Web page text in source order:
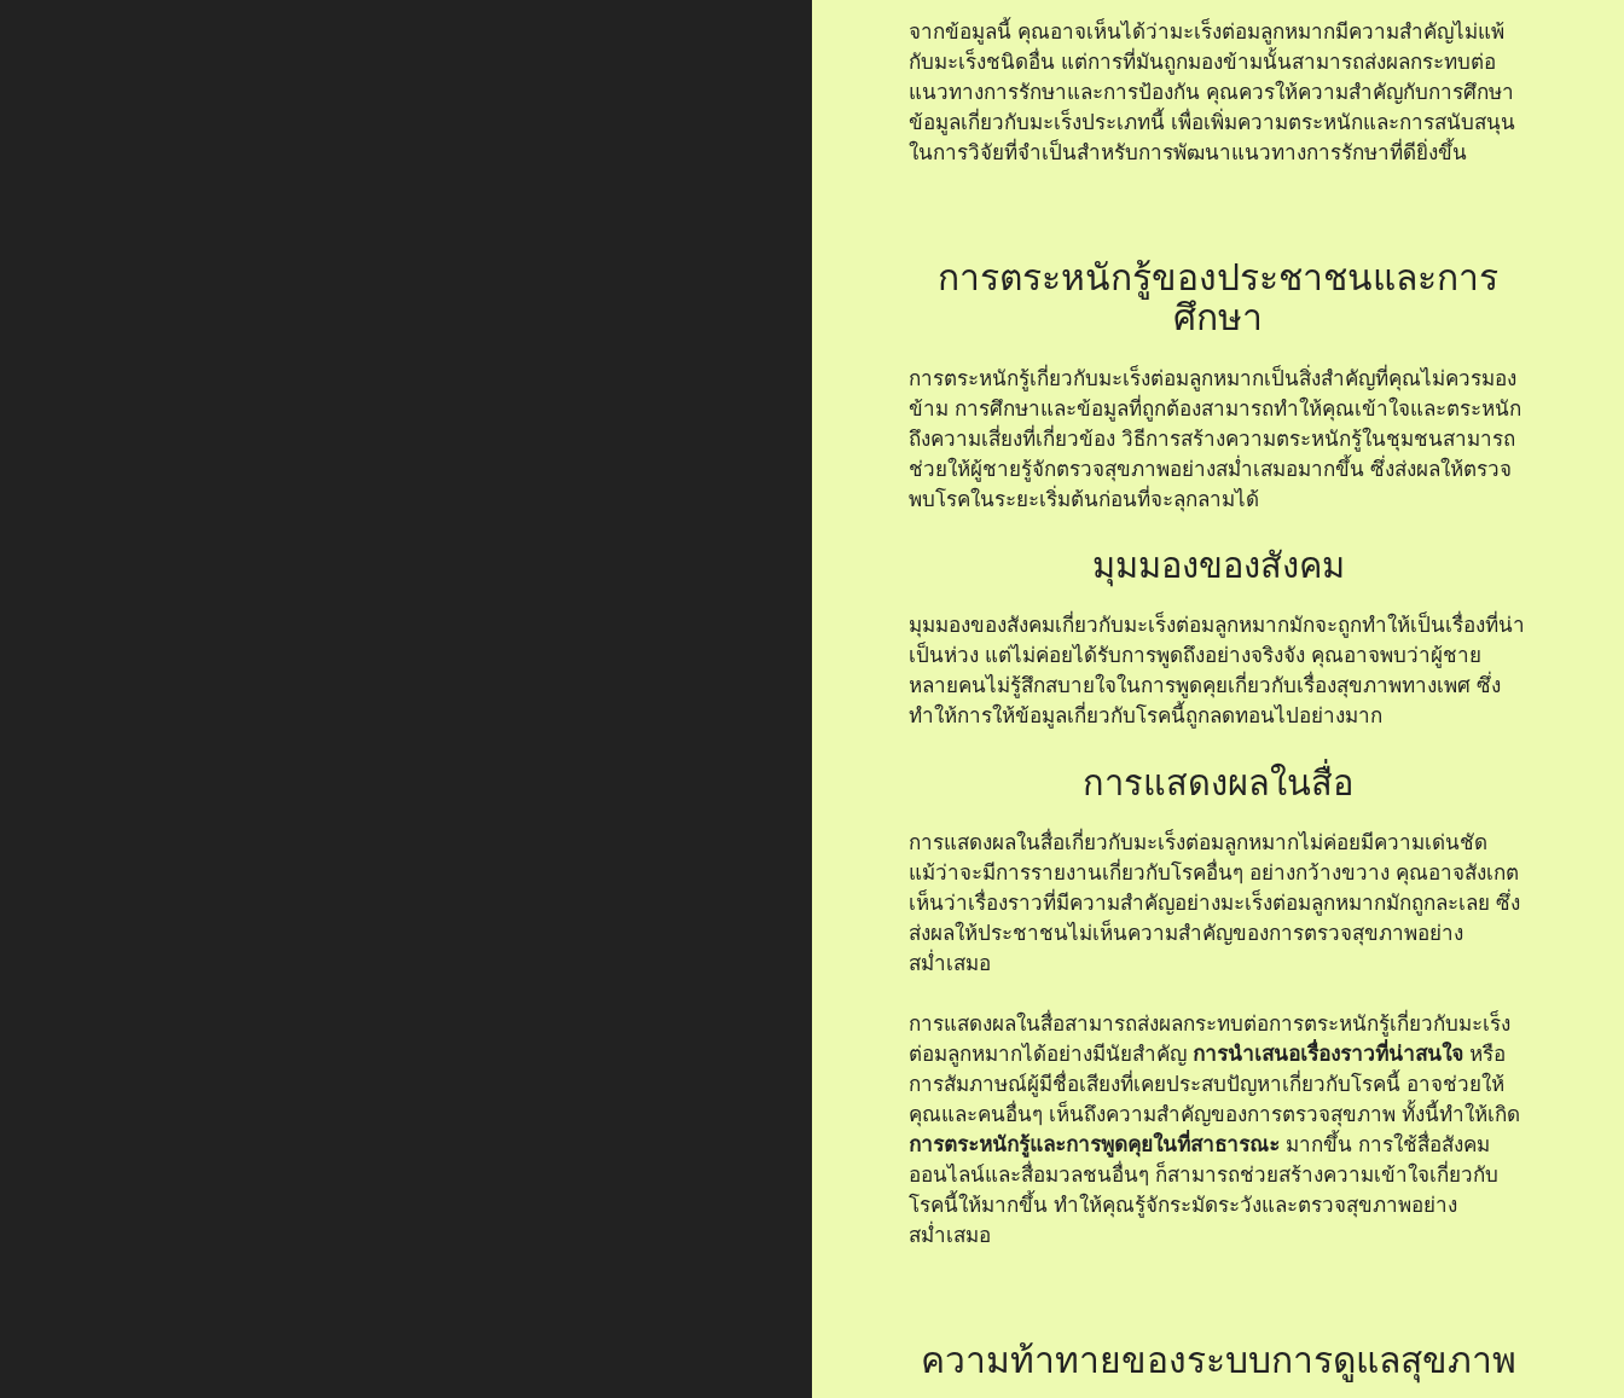
จากข้อมูลนี้ คุณอาจเห็นได้ว่ามะเร็งต่อมลูกหมากมีความสำคัญไม่แพ้
กับมะเร็งชนิดอื่น แต่การที่มันถูกมองข้ามนั้นสามารถส่งผลกระทบต่อ
แนวทางการรักษาและการป้องกัน คุณควรให้ความสำคัญกับการศึกษา
ข้อมูลเกี่ยวกับมะเร็งประเภทนี้ เพื่อเพิ่มความตระหนักและการสนับสนุน
ในการวิจัยที่จำเป็นสำหรับการพัฒนาแนวทางการรักษาที่ดียิ่งขึ้น
การตระหนักรู้ของประชาชนและการ
ศึกษา
การตระหนักรู้เกี่ยวกับมะเร็งต่อมลูกหมากเป็นสิ่งสำคัญที่คุณไม่ควรมอง
ข้าม การศึกษาและข้อมูลที่ถูกต้องสามารถทำให้คุณเข้าใจและตระหนัก
ถึงความเสี่ยงที่เกี่ยวข้อง วิธีการสร้างความตระหนักรู้ในชุมชนสามารถ
ช่วยให้ผู้ชายรู้จักตรวจสุขภาพอย่างสม่ำเสมอมากขึ้น ซึ่งส่งผลให้ตรวจ
พบโรคในระยะเริ่มต้นก่อนที่จะลุกลามได้
มุมมองของสังคม
มุมมองของสังคมเกี่ยวกับมะเร็งต่อมลูกหมากมักจะถูกทำให้เป็นเรื่องที่น่า
เป็นห่วง แต่ไม่ค่อยได้รับการพูดถึงอย่างจริงจัง คุณอาจพบว่าผู้ชาย
หลายคนไม่รู้สึกสบายใจในการพูดคุยเกี่ยวกับเรื่องสุขภาพทางเพศ ซึ่ง
ทำให้การให้ข้อมูลเกี่ยวกับโรคนี้ถูกลดทอนไปอย่างมาก
การแสดงผลในสื่อ
การแสดงผลในสื่อเกี่ยวกับมะเร็งต่อมลูกหมากไม่ค่อยมีความเด่นชัด
แม้ว่าจะมีการรายงานเกี่ยวกับโรคอื่นๆ อย่างกว้างขวาง คุณอาจสังเกต
เห็นว่าเรื่องราวที่มีความสำคัญอย่างมะเร็งต่อมลูกหมากมักถูกละเลย ซึ่ง
ส่งผลให้ประชาชนไม่เห็นความสำคัญของการตรวจสุขภาพอย่าง
สม่ำเสมอ
การแสดงผลในสื่อสามารถส่งผลกระทบต่อการตระหนักรู้เกี่ยวกับมะเร็ง
ต่อมลูกหมากได้อย่างมีนัยสำคัญ การนำเสนอเรื่องราวที่น่าสนใจ หรือ
การสัมภาษณ์ผู้มีชื่อเสียงที่เคยประสบปัญหาเกี่ยวกับโรคนี้ อาจช่วยให้
คุณและคนอื่นๆ เห็นถึงความสำคัญของการตรวจสุขภาพ ทั้งนี้ทำให้เกิด
การตระหนักรู้และการพูดคุยในที่สาธารณะ มากขึ้น การใช้สื่อสังคม
ออนไลน์และสื่อมวลชนอื่นๆ ก็สามารถช่วยสร้างความเข้าใจเกี่ยวกับ
โรคนี้ให้มากขึ้น ทำให้คุณรู้จักระมัดระวังและตรวจสุขภาพอย่าง
สม่ำเสมอ
ความท้าทายของระบบการดูแลสุขภาพ